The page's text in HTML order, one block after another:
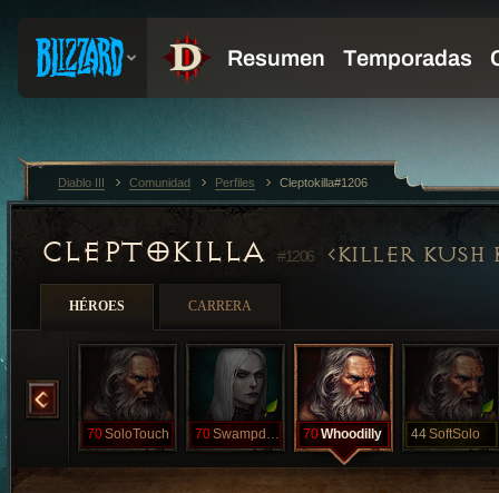
CLEPTOKILLA #1206 KILLER KUSH
HÉROES CARRERA
70SoloTouch 70 Swampdonkey 70Whoodilly 44SoftSolo
Diablo III Comunidad Perfiles Cleptokilla#1206